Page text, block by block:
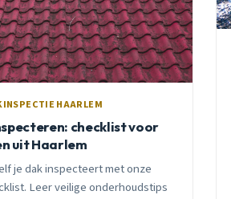
HAARLEM
checklist voor
uit Haarlem
je dak inspecteert met onze
Leer veilige onderhoudstips